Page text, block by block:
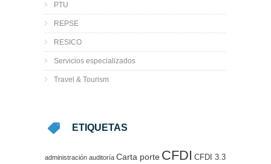
PTU
REPSE
RESICO
Servicios especializados
Travel & Tourism
ETIQUETAS
administración auditoría Carta porte CFDI CFDI 3.3